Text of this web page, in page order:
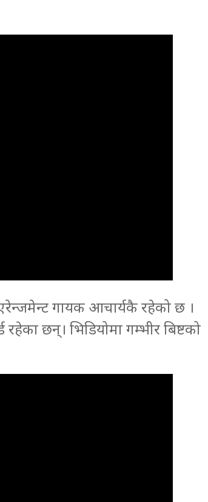
एरेन्जमेन्ट गायक आचार्यकै रहेको छ ।
छन्। भिडियोमा गम्भीर बिष्टको